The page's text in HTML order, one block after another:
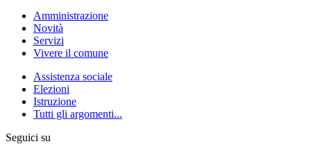
Amministrazione
Novità
Servizi
Vivere il comune
Assistenza sociale
Elezioni
Istruzione
Tutti gli argomenti...
Seguici su